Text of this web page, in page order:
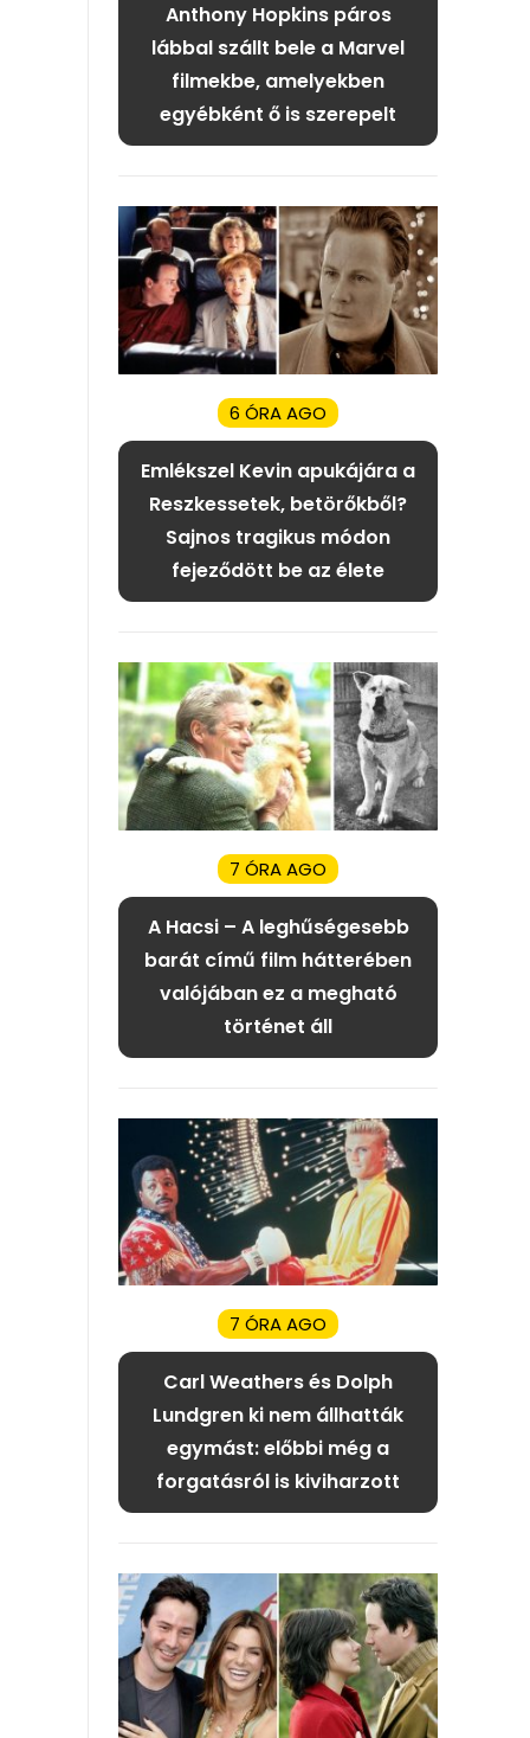
Anthony Hopkins páros
lábbal szállt bele a Marvel
filmekbe, amelyekben
egyébként ő is szerepelt
6 ÓRA AGO
Emlékszel Kevin apukájára a
Reszkessetek, betörőkből?
Sajnos tragikus módon
fejeződött be az élete
7 ÓRA AGO
A Hacsi – A leghűségesebb
barát című film hátterében
valójában ez a megható
történet áll
7 ÓRA AGO
Carl Weathers és Dolph
Lundgren ki nem állhatták
egymást: előbbi még a
forgatásról is kiviharzott